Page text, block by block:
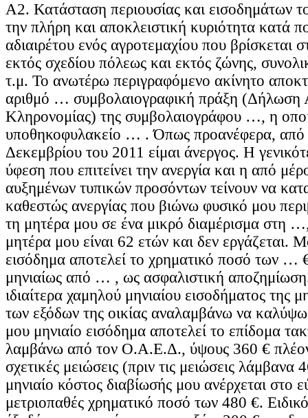
Α2. Κατάσταση περιουσίας και εισοδημάτων
την πλήρη και αποκλειστική κυριότητα κατά
αδιαιρέτου ενός αγροτεμαχίου που βρίσκεται
εκτός σχεδίου πόλεως και εκτός ζώνης,
τ.μ. Το ανωτέρω περιγραφόμενο ακίνητο
αριθμό … συμβολαιογραφική πράξη (Δήλωση
Κληρονομίας) της συμβολαιογράφου …, η
υποθηκοφυλακείο … . Όπως προανέφερα, από
Δεκεμβρίου του 2011 είμαι άνεργος. Η
ύφεση που επιτείνει την ανεργία και η από
αυξημένων τυπικών προσόντων τείνουν να
καθεστώς ανεργίας που βιώνω φυσικό μου
τη μητέρα μου σε ένα μικρό διαμέρισμα στη
μητέρα μου είναι 62 ετών και δεν εργάζεται.
εισόδημα αποτελεί το χρηματικό ποσό των …
μηνιαίως από … , ως ασφαλιστική
ιδιαίτερα χαμηλού μηνιαίου εισοδήματος της
των εξόδων της οικίας αναλαμβάνω να
μου μηνιαίο εισόδημα αποτελεί το επίδομα
λαμβάνω από τον Ο.Α.Ε.Δ., ύψους 360 €
σχετικές μειώσεις (πριν τις μειώσεις
μηνιαίο κόστος διαβίωσής μου ανέρχεται στο
μετριοπαθές χρηματικό ποσό των 480 €.